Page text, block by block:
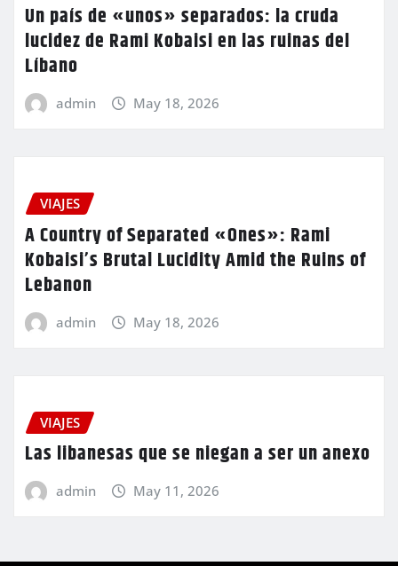
Un país de «unos» separados: la cruda
lucidez de Rami Kobaisi en las ruinas del
Líbano
admin May 18, 2026
VIAJES
A Country of Separated «Ones»: Rami
Kobaisi’s Brutal Lucidity Amid the Ruins of
Lebanon
admin May 18, 2026
VIAJES
Las libanesas que se niegan a ser un anexo
admin May 11, 2026